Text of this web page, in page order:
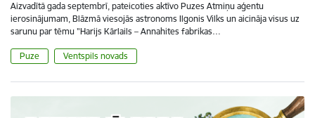
Aizvadītā gada septembrī, pateicoties aktīvo Puzes Atmiņu aģentu
ierosinājumam, Blāzmā viesojās astronoms Ilgonis Vilks un aicināja visus uz
sarunu par tēmu "Harijs Kārlails – Annahites fabrikas…
Puze Ventspils novads